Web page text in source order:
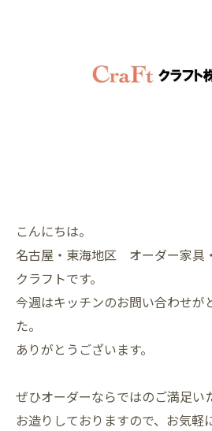
こんにちは。
名古屋・東海地区 オーダー家具
クラフトです。
今週はキッチンのお問い合わせが
た。
ありがとうございます。
ぜひオーダーならではのご満足い
お造りしておりますので、お気軽